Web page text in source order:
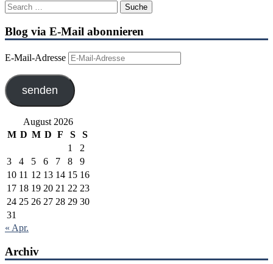
Blog via E-Mail abonnieren
E-Mail-Adresse
senden
August 2026
M D M D F S
S
1
2
3
4 5 6 7 8
9
10 11 12 13 14 15 16
17 18 19 20 21 22 23
24 25 26 27 28 29 30
31
« Apr.
Archiv